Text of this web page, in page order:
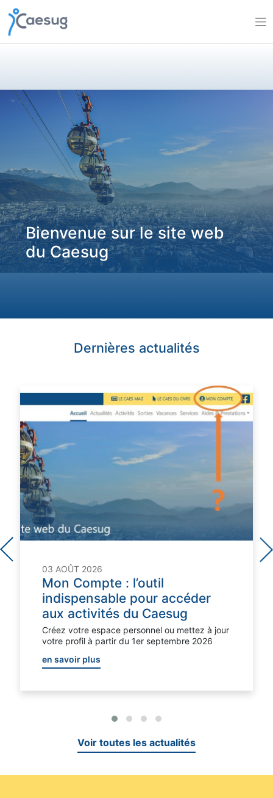
content
Bienvenue sur le site web
du Caesug
Dernières actualités
03 AOÛT 2026
Mon Compte : l’outil
indispensable pour accéder
aux activités du Caesug
Créez votre espace personnel ou mettez à jour
votre profil à partir du 1er septembre 2026
en savoir plus
Voir toutes les actualités